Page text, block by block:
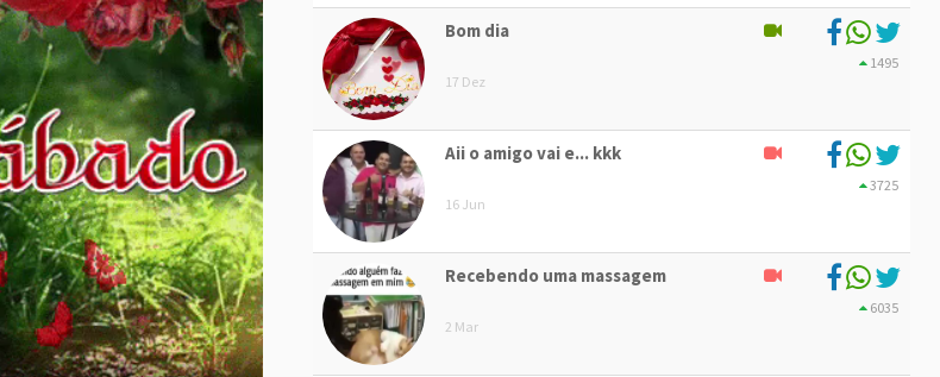
Bom dia
17 Dez
1495
Aii o amigo vai e... kkk
16 Jun
3725
Recebendo uma massagem
2 Mar
6035